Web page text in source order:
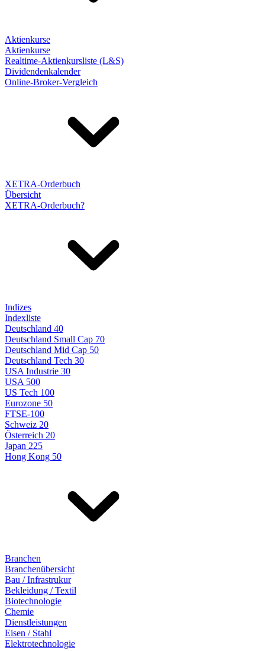
Aktienkurse
Aktienkurse
Realtime-Aktienkursliste (L&S)
Dividendenkalender
Online-Broker-Vergleich
XETRA-Orderbuch
Übersicht
XETRA-Orderbuch?
Indizes
Indexliste
Deutschland 40
Deutschland Small Cap 70
Deutschland Mid Cap 50
Deutschland Tech 30
USA Industrie 30
USA 500
US Tech 100
Eurozone 50
FTSE-100
Schweiz 20
Österreich 20
Japan 225
Hong Kong 50
Branchen
Branchenübersicht
Bau / Infrastrukur
Bekleidung / Textil
Biotechnologie
Chemie
Dienstleistungen
Eisen / Stahl
Elektrotechnologie